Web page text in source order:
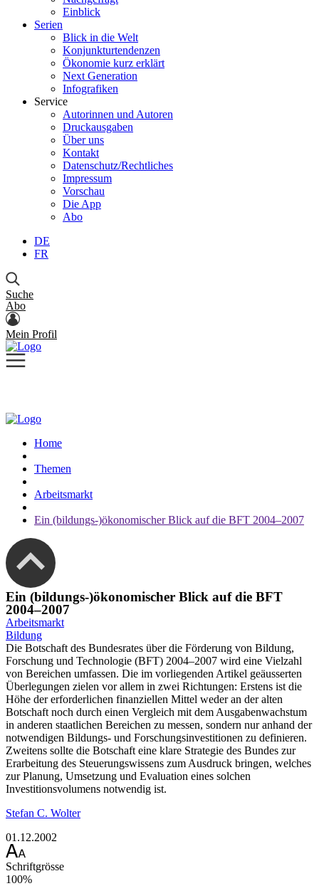
Einblick
Serien
Blick in die Welt
Konjunkturtendenzen
Ökonomie kurz erklärt
Next Generation
Infografiken
Service
Autorinnen und Autoren
Druckausgaben
Über uns
Kontakt
Datenschutz/Rechtliches
Impressum
Vorschau
Die App
Abo
DE
FR
Suche
Abo
Mein Profil
Home
Themen
Arbeitsmarkt
Ein (bildungs-)ökonomischer Blick auf die BFT 2004–2007
Ein (bildungs-)ökonomischer Blick auf die BFT
2004–2007
Arbeitsmarkt
Bildung
Die Botschaft des Bundesrates über die Förderung von Bildung,
Forschung und Technologie (BFT) 2004–2007 wird eine Vielzahl
von Bereichen umfassen. Die im vorliegenden Artikel geäusserten
Überlegungen zielen vor allem in zwei Richtungen: Erstens ist die
Höhe der erforderlichen finanziellen Mittel weder an der alten
Botschaft noch durch einen Vergleich mit dem Ausgabenwachstum
in anderen staatlichen Bereichen zu messen, sondern nur anhand der
notwendigen Bildungs- und Forschungsinvestitionen zu definieren.
Zweitens sollte die Botschaft eine klare Strategie des Bundes zur
Erarbeitung des Steuerungswissens zum Ausdruck bringen, welches
zur Planung, Umsetzung und Evaluation eines solchen
Investitionsvolumens notwendig ist.
Stefan C. Wolter
01.12.2002
Schriftgrösse
100%